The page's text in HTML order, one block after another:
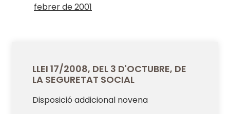
febrer de 2001
LLEI 17/2008, DEL 3 D'OCTUBRE, DE
LA SEGURETAT SOCIAL
Disposició addicional novena